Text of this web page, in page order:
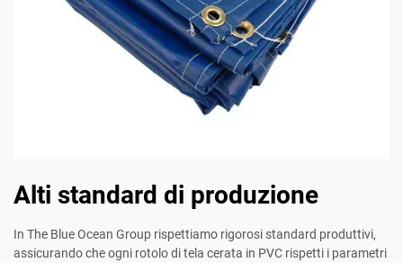
Alti standard di produzione
In The Blue Ocean Group rispettiamo rigorosi standard produttivi,
assicurando che ogni rotolo di tela cerata in PVC rispetti i parametri